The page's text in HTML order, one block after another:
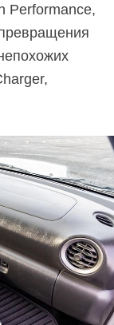
Performance,